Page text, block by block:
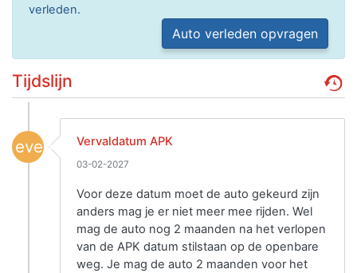
verleden.
Auto verleden opvragen
Tijdslijn
event Vervaldatum APK
03-02-2027
Voor deze datum moet de auto gekeurd zijn
anders mag je er niet meer mee rijden. Wel
mag de auto nog 2 maanden na het verlopen
van de APK datum stilstaan op de openbare
weg. Je mag de auto 2 maanden voor het